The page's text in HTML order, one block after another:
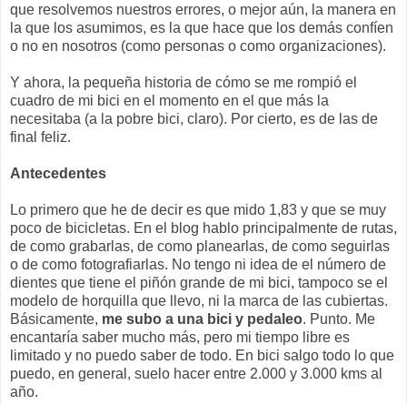
que resolvemos nuestros errores, o mejor aún, la manera en
la que los asumimos, es la que hace que los demás confíen
o no en nosotros (como personas o como organizaciones).
Y ahora, la pequeña historia de cómo se me rompió el
cuadro de mi bici en el momento en el que más la
necesitaba (a la pobre bici, claro). Por cierto, es de las de
final feliz.
Antecedentes
Lo primero que he de decir es que mido 1,83 y que se muy
poco de bicicletas. En el blog hablo principalmente de rutas,
de como grabarlas, de como planearlas, de como seguirlas
o de como fotografiarlas. No tengo ni idea de el número de
dientes que tiene el piñón grande de mi bici, tampoco se el
modelo de horquilla que llevo, ni la marca de las cubiertas.
Básicamente, me subo a una bici y pedaleo. Punto. Me
encantaría saber mucho más, pero mi tiempo libre es
limitado y no puedo saber de todo. En bici salgo todo lo que
puedo, en general, suelo hacer entre 2.000 y 3.000 kms al
año.